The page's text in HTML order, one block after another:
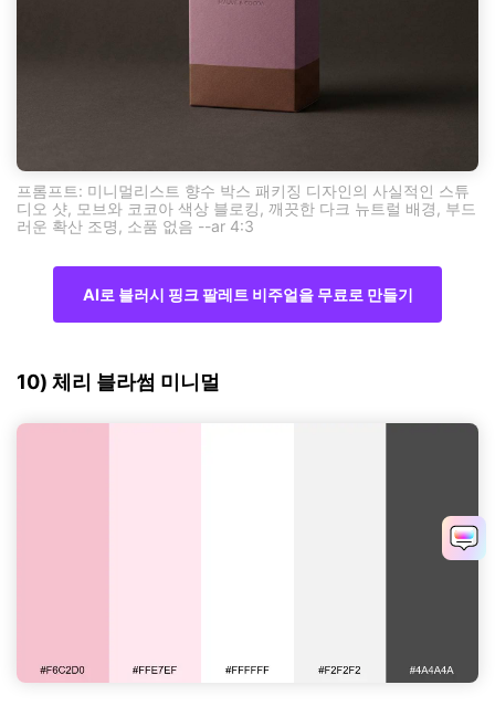
프롬프트: 미니멀리스트 향수 박스 패키징 디자인의 사실적인 스튜
디오 샷, 모브와 코코아 색상 블로킹, 깨끗한 다크 뉴트럴 배경, 부드
러운 확산 조명, 소품 없음 --ar 4:3
AI로 블러시 핑크 팔레트 비주얼을 무료로 만들기
10) 체리 블라썸 미니멀